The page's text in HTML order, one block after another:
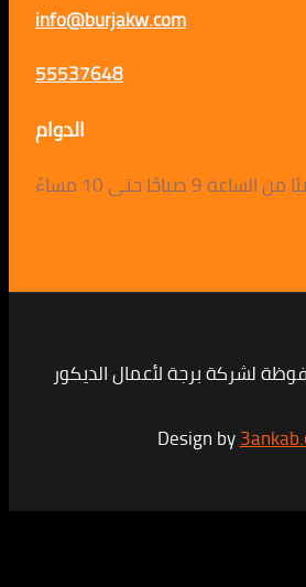
info@burjakw.com
لأعمال الديكور